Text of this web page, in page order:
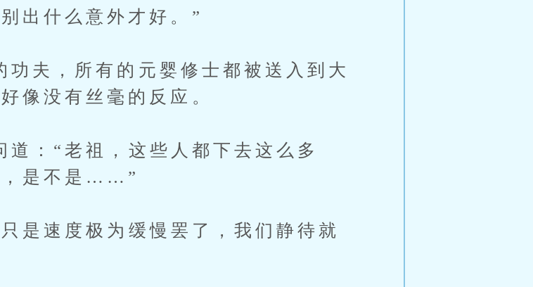
出什么意外才好。”
夫，所有的元婴修士都被送入到大
像没有丝毫的反应。
：“老祖，这些人都下去这么多
，是不是……”
速度极为缓慢罢了，我们静待就